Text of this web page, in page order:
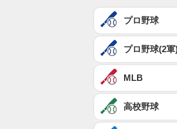
プロ野球
プロ野球(2軍
MLB
高校野球